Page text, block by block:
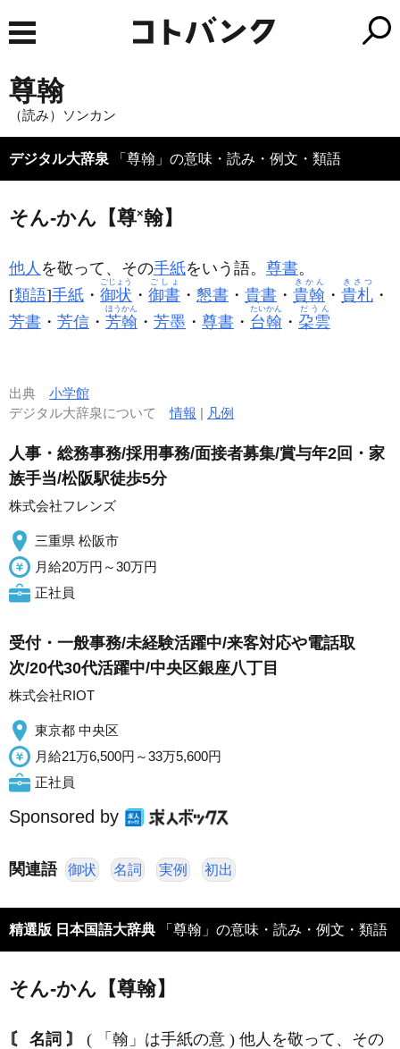
尊翰
（読み）ソンカン
デジタル大辞泉 「尊翰」の意味・読み・例文・類語
そん‐かん【尊×翰】
他人 を敬って、その手紙をいう語。 尊書。
[類語]手紙 ・ 御状
ごじょう
・ 御書
ごしょ
・ 懇書 ・ 貴書 ・ 貴翰
きかん
・ 貴札
きさつ
・
芳書 ・ 芳信 ・ 芳翰
ほうかん
・ 芳墨 ・ 尊書 ・ 台翰
たいかん
・ 朶雲
だうん
出典 小学館
デジタル大辞泉について情報 | 凡例
人事・総務事務/採用事務/面接者募集/賞与年2回・家
族手当/松阪駅徒歩5分
株式会社フレンズ
三重県 松阪市
月給20万円～30万円
正社員
受付・一般事務/未経験活躍中/来客対応や電話取
次/20代30代活躍中/中央区銀座八丁目
株式会社RIOT
東京都 中央区
月給21万6,500円～33万5,600円
正社員
Sponsored by
関連語 御状 名詞 実例 初出
精選版 日本国語大辞典 「尊翰」の意味・読み・例文・類語
そん‐かん【尊翰】
〘 名詞 〙
( 「翰」は手紙の意 ) 他人を敬って、その